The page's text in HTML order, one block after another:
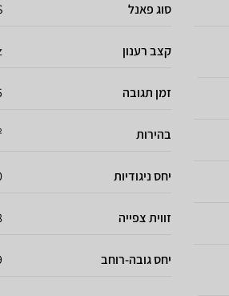
סוג פאנל
קצב רענון
זמן תגובה
בהירות
יחס ניגודיות
זווית צפייה
יחס גובה-רוחב